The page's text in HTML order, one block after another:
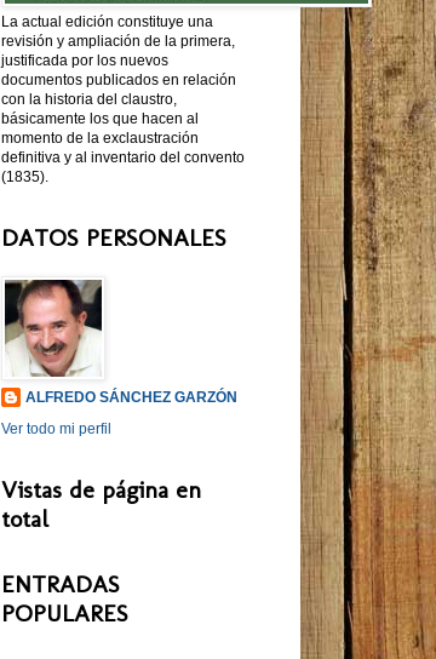
La actual edición constituye una
revisión y ampliación de la primera,
justificada por los nuevos
documentos publicados en relación
con la historia del claustro,
básicamente los que hacen al
momento de la exclaustración
definitiva y al inventario del convento
(1835).
DATOS PERSONALES
ALFREDO SÁNCHEZ GARZÓN
Ver todo mi perfil
Vistas de página en
total
ENTRADAS
POPULARES